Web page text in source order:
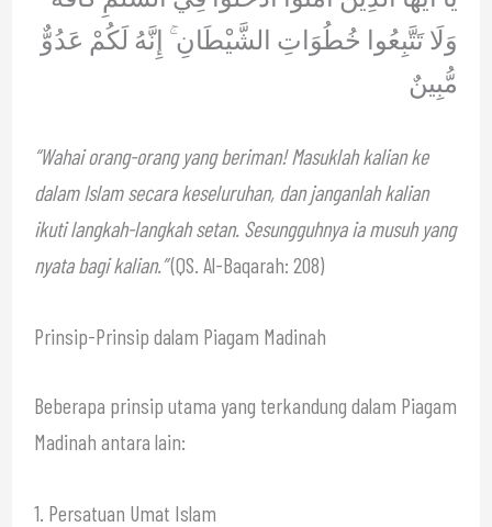
وَلَا تَتَّبِعُوا خُطُوَاتِ الشَّيْطَانِ ۚ إِنَّهُ لَكُمْ عَدُوٌّ
مُّبِينٌ
“Wahai orang-orang yang beriman! Masuklah kalian ke
dalam Islam secara keseluruhan, dan janganlah kalian
ikuti langkah-langkah setan. Sesungguhnya ia musuh yang
nyata bagi kalian.”(QS. Al-Baqarah: 208)
Prinsip-Prinsip dalam Piagam Madinah
Beberapa prinsip utama yang terkandung dalam Piagam
Madinah antara lain:
1. Persatuan Umat Islam